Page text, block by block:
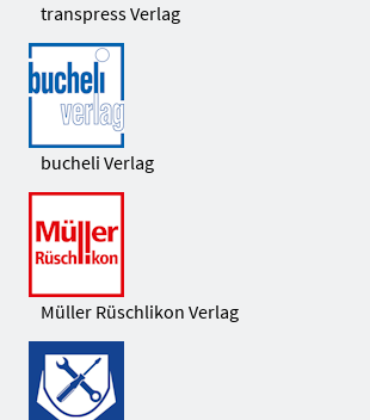
transpress Verlag
bucheli Verlag
Müller Rüschlikon Verlag